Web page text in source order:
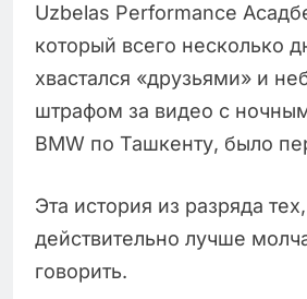
Uzbelas Performance
который всего несколько
хвастался «друзьями» и
штрафом за видео с
BMW по Ташкенту, было
Эта история из разряда
действительно лучше
говорить.